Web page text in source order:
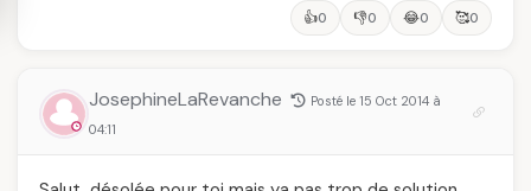
👍0 👎0 😂0 🥰0
JosephineLaRevanche
Posté le 15 Oct 2014 à
04:11